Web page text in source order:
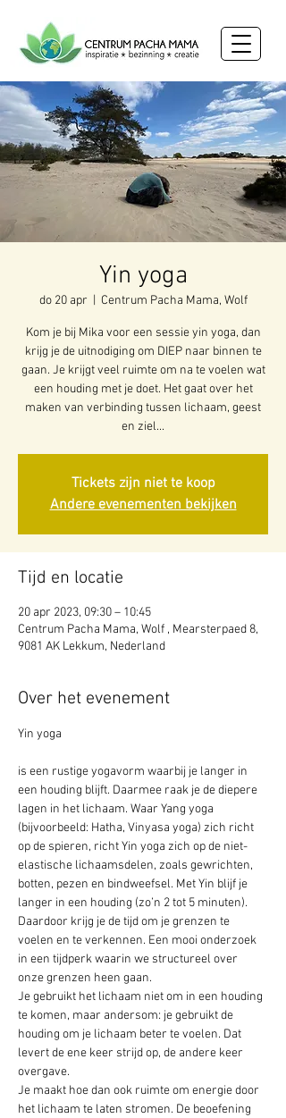
Yin yoga
do 20 apr Centrum Pacha Mama, Wolf
Kom je bij Mika voor een sessie yin yoga, dan
krijg je de uitnodiging om DIEP naar binnen te
gaan. Je krijgt veel ruimte om na te voelen wat
een houding met je doet. Het gaat over het
maken van verbinding tussen lichaam, geest
en ziel...
Tickets zijn niet te koop
Andere evenementen bekijken
Tijd en locatie
20 apr 2023, 09:30 – 10:45
Centrum Pacha Mama, Wolf , Mearsterpaed 8,
9081 AK Lekkum, Nederland
Over het evenement
is een rustige yogavorm waarbij je langer in
een houding blijft. Daarmee raak je de diepere
lagen in het lichaam. Waar Yang yoga
(bijvoorbeeld: Hatha, Vinyasa yoga) zich richt
op de spieren, richt Yin yoga zich op de niet-
elastische lichaamsdelen, zoals gewrichten,
botten, pezen en bindweefsel. Met Yin blijf je
langer in een houding (zo’n 2 tot 5 minuten).
Daardoor krijg je de tijd om je grenzen te
voelen en te verkennen. Een mooi onderzoek
in een tijdperk waarin we structureel over
onze grenzen heen gaan.
Je gebruikt het lichaam niet om in een houding
te komen, maar andersom: je gebruikt de
houding om je lichaam beter te voelen. Dat
levert de ene keer strijd op, de andere keer
overgave.
Je maakt hoe dan ook ruimte om energie door
het lichaam te laten stromen. De beoefening